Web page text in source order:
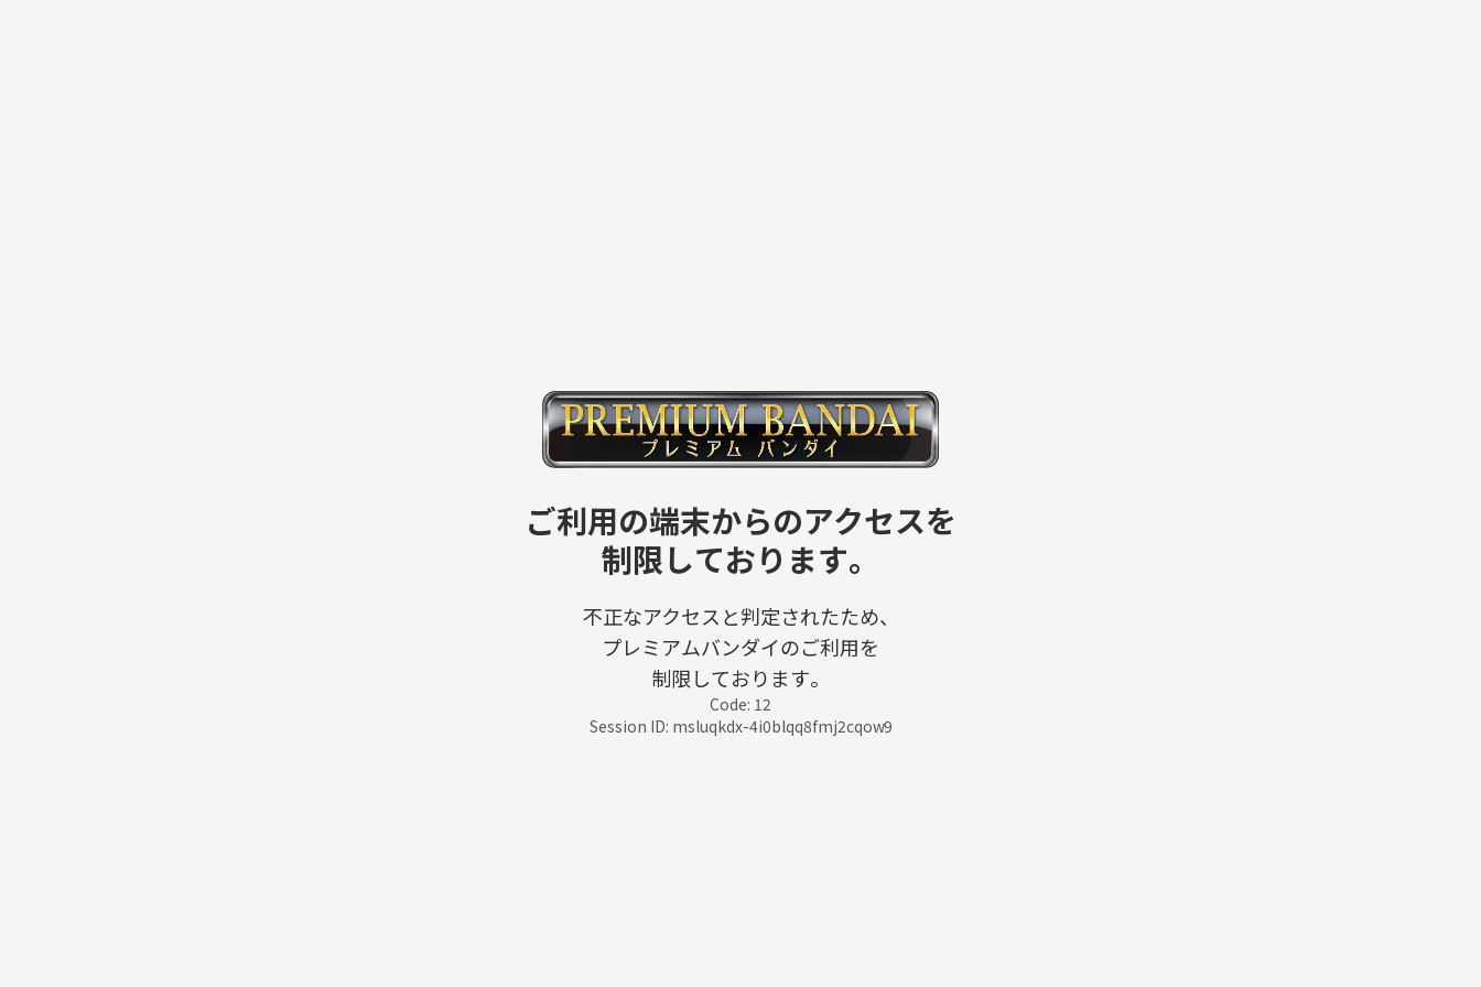
ご利用の端末からのアクセスを
制限しております。
不正なアクセスと判定されたため、
プレミアムバンダイのご利用を
制限しております。
Code: 12
Session ID: msluqkdx-4i0blqq8fmj2cqow9